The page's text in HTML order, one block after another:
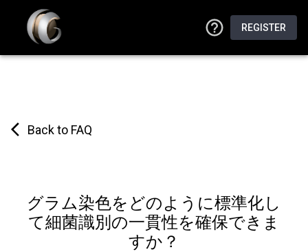
REGISTER
Back to FAQ
グラム染色をどのように標準化し
て細菌識別の一貫性を確保できま
すか？